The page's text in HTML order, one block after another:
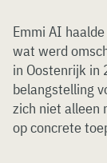
Emmi AI
wat werd
in Oostenrijk in
belangstelling
zich niet alleen
op concrete